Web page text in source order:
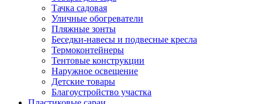
Тачка садовая
Уличные обогреватели
Пляжные зонты
Беседки-навесы и подвесные кресла
Термоконтейнеры
Тентовые конструкции
Наружное освещение
Детские товары
Благоустройство участка